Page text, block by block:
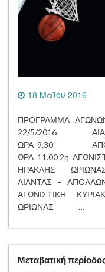
18 Μαΐου 2016
ΠΡΟΓΡΑΜΜΑ
22/5/2016
ΩΡΑ 9.30
ΩΡΑ 11.00 2η
ΗΡΑΚΛΗΣ –
ΑΙΑΝΤΑΣ –
ΑΓΩΝΙΣΤΙΚΗ
ΩΡΙΩΝΑΣ …
Μεταβατική